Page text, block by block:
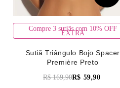
Compre 3 sutiãs com 10% OFF
EXTRA
Sutiã Triângulo Bojo Spacer
Première Preto
R$ 169,90R$ 59,90